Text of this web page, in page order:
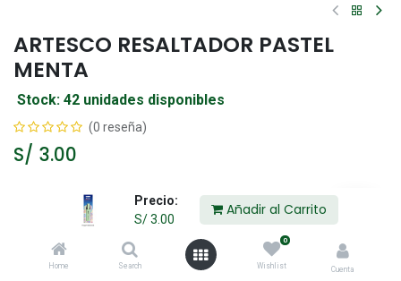
Precio:
S/3.00
Añadir al Carrito
Home Search
0
Wishlist Cuenta
ARTESCO RESALTADOR PASTEL
MENTA
Stock: 42 unidades disponibles
(0 reseña)
S/ 3.00
Añadir al Carrito
Agregar a la lista de deseos